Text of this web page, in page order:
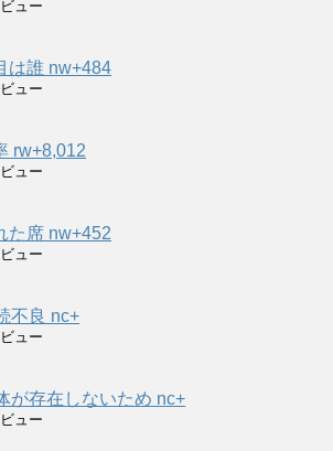
ュー
は誰 nw+484
ュー
rw+8,012
ュー
た席 nw+452
ュー
不良 nc+
ュー
が存在しないため nc+
ュー